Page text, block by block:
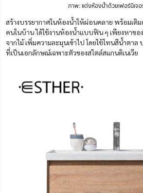
ภาพ: แต่งห้องน้ำด้วยเฟอร์นิเจอ
สร้างบรรยากาศในห้องน้ำให้ผ่อนคลาย พร้อมเติ
คนในบ้าน ได้ใช้งานห้องน้ำแบบฟิน ๆ เพียงหาข
จากไม้ เพิ่มความละมุนเข้าไป โดยใช้โทนสีน้ำตาล
ที่เป็นเอกลักษณ์เฉพาะตัวของสไตล์สแกนดิเนเวีย